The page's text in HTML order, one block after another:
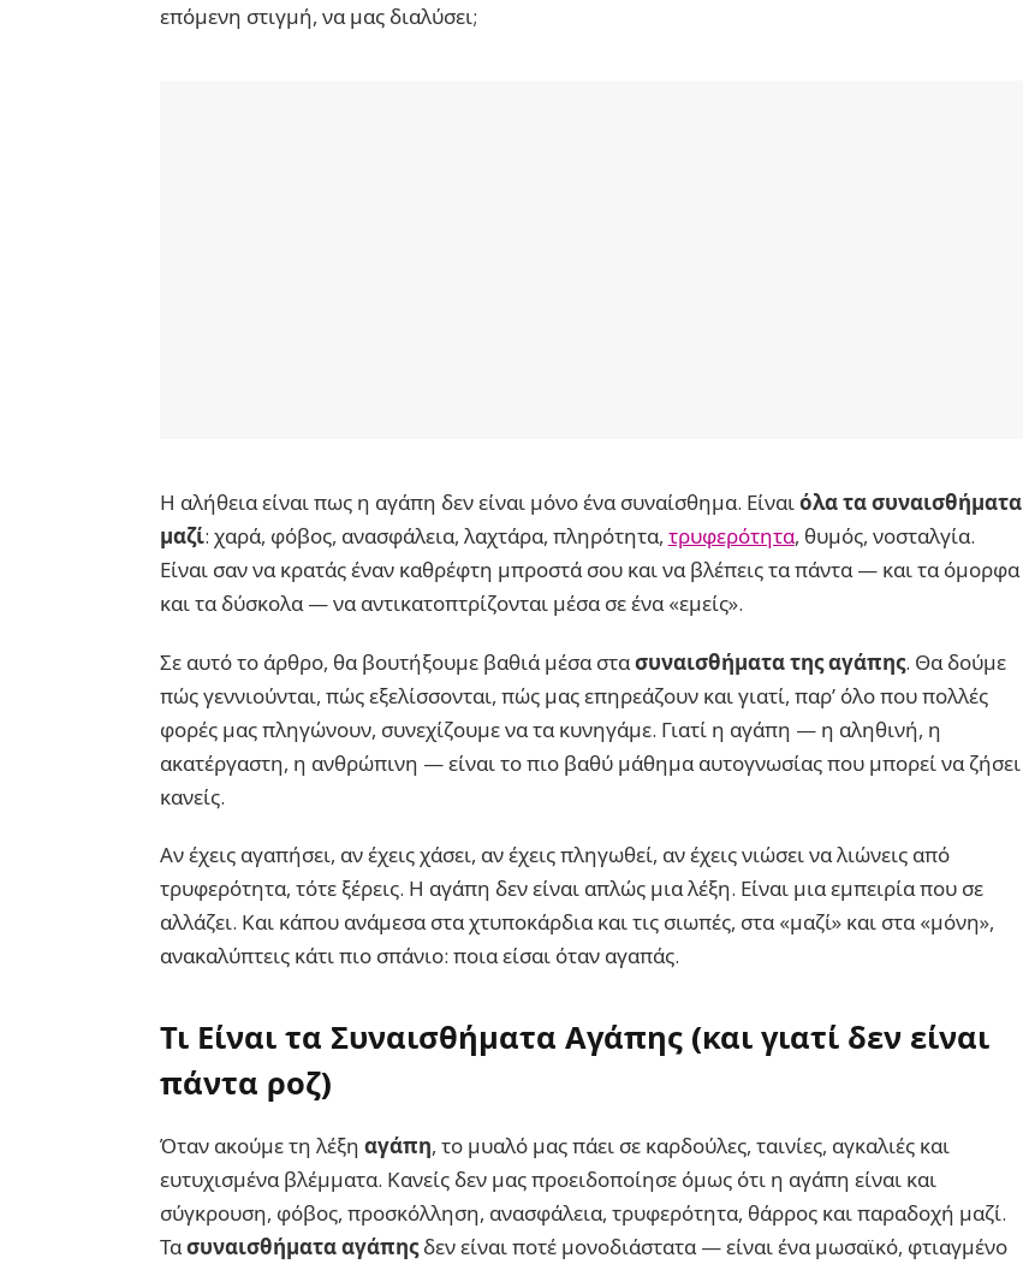
επόμενη στιγμή, να μας διαλύσει;
Η αλήθεια είναι πως η αγάπη δεν είναι μόνο ένα συναίσθημα. Είναιόλα τα συναισθήματα
μαζί: χαρά, φόβος, ανασφάλεια, λαχτάρα, πληρότητα, τρυφερότητα, θυμός, νοσταλγία.
Είναι σαν να κρατάς έναν καθρέφτη μπροστά σου και να βλέπεις τα πάντα — και τα όμορφα
και τα δύσκολα — να αντικατοπτρίζονται μέσα σε ένα «εμείς».
Σε αυτό το άρθρο, θα βουτήξουμε βαθιά μέσα στασυναισθήματα της αγάπης. Θα δούμε
πώς γεννιούνται, πώς εξελίσσονται, πώς μας επηρεάζουν και γιατί, παρ’ όλο που πολλές
φορές μας πληγώνουν, συνεχίζουμε να τα κυνηγάμε. Γιατί η αγάπη — η αληθινή, η
ακατέργαστη, η ανθρώπινη — είναι το πιο βαθύ μάθημα αυτογνωσίας που μπορεί να ζήσει
κανείς.
Αν έχεις αγαπήσει, αν έχεις χάσει, αν έχεις πληγωθεί, αν έχεις νιώσει να λιώνεις από
τρυφερότητα, τότε ξέρεις. Η αγάπη δεν είναι απλώς μια λέξη. Είναι μια εμπειρία που σε
αλλάζει. Και κάπου ανάμεσα στα χτυποκάρδια και τις σιωπές, στα «μαζί» και στα «μόνη»,
ανακαλύπτεις κάτι πιο σπάνιο: ποια είσαι όταν αγαπάς.
Τι Είναι τα Συναισθήματα Αγάπης (και γιατί δεν είναι
πάντα ροζ)
Όταν ακούμε τη λέξη αγάπη, το μυαλό μας πάει σε καρδούλες, ταινίες, αγκαλιές και
ευτυχισμένα βλέμματα. Κανείς δεν μας προειδοποίησε όμως ότι η αγάπη είναι και
σύγκρουση, φόβος, προσκόλληση, ανασφάλεια, τρυφερότητα, θάρρος και παραδοχή μαζί.
Τασυναισθήματα αγάπηςδεν είναι ποτέ μονοδιάστατα — είναι ένα μωσαϊκό, φτιαγμένο